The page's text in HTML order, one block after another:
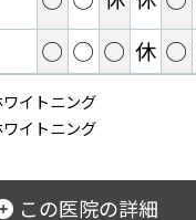
◯ ◯ ◯ 休 ◯
イトニング
イトニング
この医院の詳細